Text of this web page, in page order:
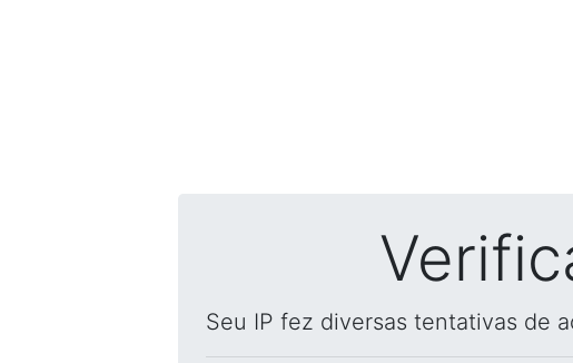
Seu IP fez diversas tentativas de